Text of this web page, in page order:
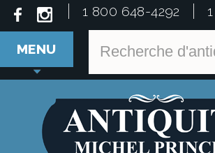
1 800 648-4292
MENU